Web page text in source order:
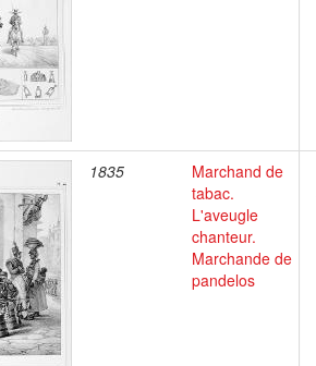
1835
Marchand de
tabac.
L'aveugle
chanteur.
Marchande de
pandelos